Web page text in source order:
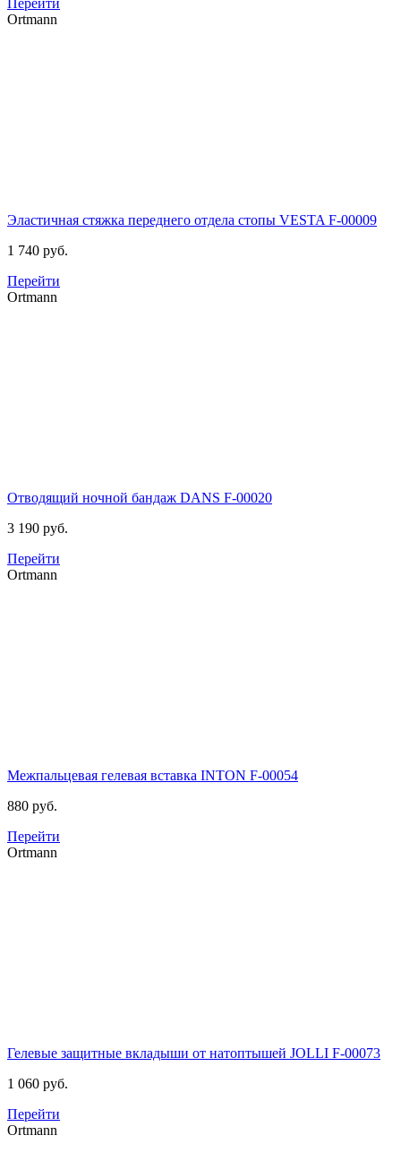
Ortmann
Эластичная стяжка переднего отдела стопы VESTA F-00009
1 740 руб.
Перейти
Ortmann
Отводящий ночной бандаж DANS F-00020
3 190 руб.
Перейти
Ortmann
Межпальцевая гелевая вставка INTON F-00054
880 руб.
Перейти
Ortmann
Гелевые защитные вкладыши от натоптышей JOLLI F-00073
1 060 руб.
Перейти
Ortmann